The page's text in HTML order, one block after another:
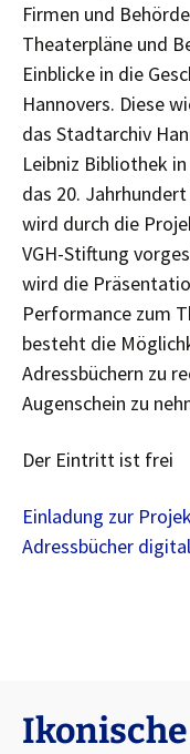
Firmen und
Theaterpläne und
Einblicke in die
Hannovers. Diese
das Stadtarchiv
Leibniz Bibliothek
das 20.
wird durch die
VGH-Stiftung
wird die
Performance zum
besteht die
Adressbüchern zu
Augenschein zu
Der Eintritt ist frei
Einladung zur
Adressbücher